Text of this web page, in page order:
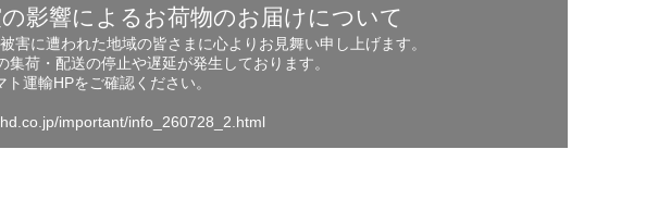
影響によるお荷物のお届けについて
害に遭われた地域の皆さまに心よりお見舞い申し上げます。
集荷・配送の停止や遅延が発生しております。
ト運輸HPをご確認ください。
important/info_260728_2.html